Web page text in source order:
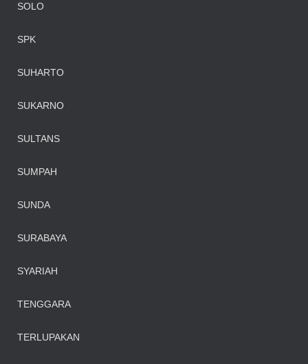
SOLO
SPK
SUHARTO
SUKARNO
SULTANS
SUMPAH
SUNDA
SURABAYA
SYARIAH
TENGGARA
TERLUPAKAN